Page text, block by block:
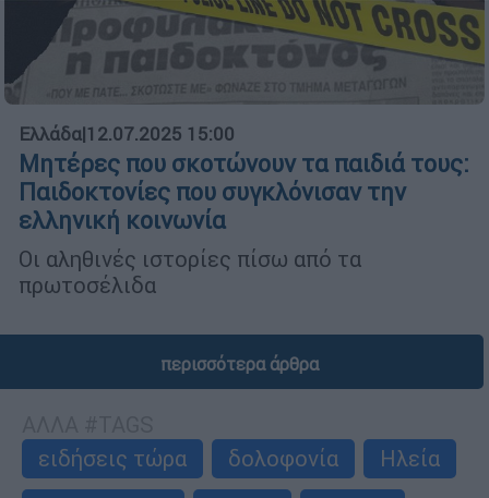
Ελλάδα|12.07.2025 15:00
Μητέρες που σκοτώνουν τα παιδιά τους:
Παιδοκτονίες που συγκλόνισαν την
ελληνική κοινωνία
Οι αληθινές ιστορίες πίσω από τα
πρωτοσέλιδα
περισσότερα άρθρα
ειδήσεις τώρα
δολοφονία
Ηλεία